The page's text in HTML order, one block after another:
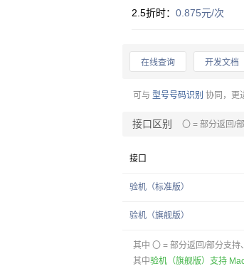
2.5折时： 0.875元/次
在线查询 开发文档
可与 型号号码识别 协同，更
接口区别 〇 = 部分返回/
接口
验机（标准版）
验机（旗舰版）
其中 〇 = 部分返回/部分支持、
其中验机（旗舰版）支持